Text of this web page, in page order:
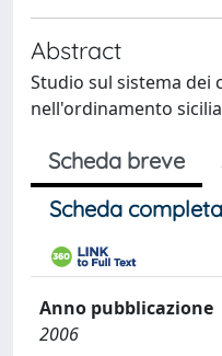
Abstract
Studio sul sistema dei
nell'ordinamento
Scheda breve
Scheda
Anno pubblicazione
2006